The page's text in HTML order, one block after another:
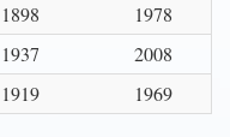
1898
1978
1937
2008
1919 1969